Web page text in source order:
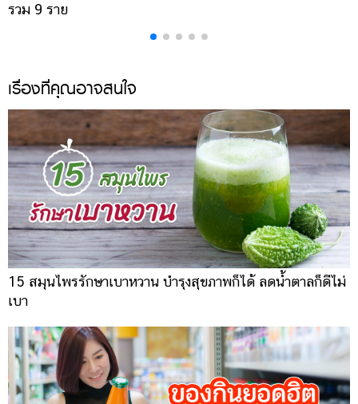
รวม 9 ราย
เรื่องที่คุณอาจสนใจ
15 สมุนไพรรักษาเบาหวาน บำรุงสุขภาพก็ได้ ลดน้ำตาลก็ดีไม่
เบา